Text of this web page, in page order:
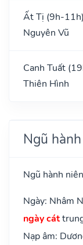
Ất Tị (9h-
Nguyên Vũ
Canh Tuất
Thiên Hình
Ngũ
Ngũ hành
Ngày: Nhâm
ngày cát
Nạp âm: